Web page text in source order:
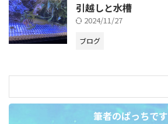
引越しと水槽
2024/11/27
ブログ
筆者のぱっちです